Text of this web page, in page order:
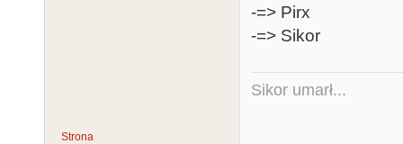
-=> Pirx
-=> Sikor
Sikor umarł...
Strona